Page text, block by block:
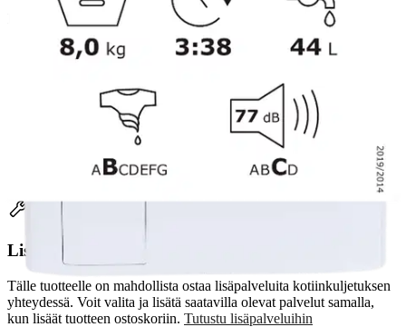
Etu ei koske Suuri‑lisäpalvelulla toimitettavia tuotteita.
Tarkista myymäläsaatavuus
Ei saatavilla
Lisäpalvelut
Tälle tuotteelle on mahdollista ostaa lisäpalveluita kotiinkuljetuksen
yhteydessä. Voit valita ja lisätä saatavilla olevat palvelut samalla,
kun lisäät tuotteen ostoskoriin. Tutustu lisäpalveluihin